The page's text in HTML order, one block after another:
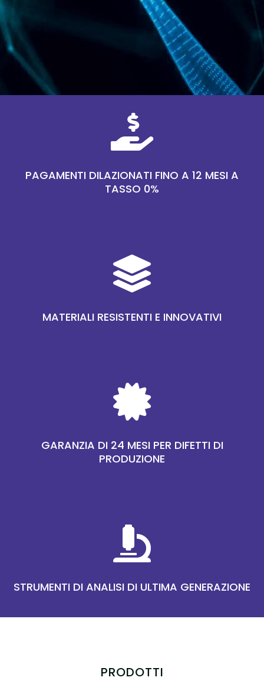

PAGAMENTI DILAZIONATI FINO A 12 MESI A
TASSO 0%

MATERIALI RESISTENTI E INNOVATIVI

GARANZIA DI 24 MESI PER DIFETTI DI
PRODUZIONE

STRUMENTI DI ANALISI DI ULTIMA GENERAZIONE
PRODOTTI